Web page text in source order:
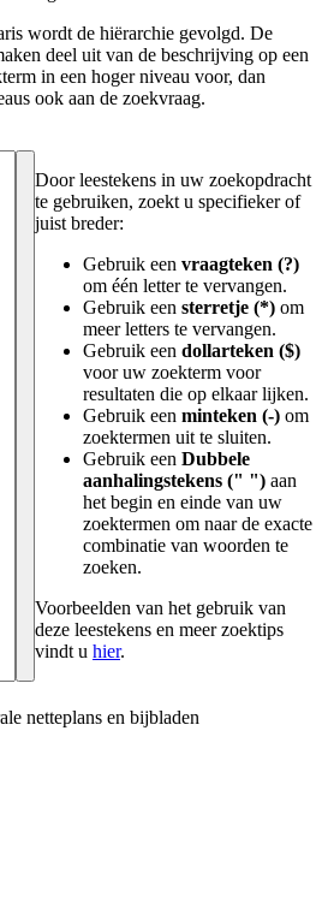
wordt de hiërarchie gevolgd. De
deel uit van de beschrijving op een
in een hoger niveau voor, dan
ook aan de zoekvraag.
Door leestekens in uw zoekopdracht
te gebruiken, zoekt u specifieker of
juist breder:
Gebruik een vraagteken (?)
om één letter te vervangen.
Gebruik een sterretje (*) om
meer letters te vervangen.
Gebruik een dollarteken ($)
voor uw zoekterm voor
resultaten die op elkaar lijken.
Gebruik een minteken (-) om
zoektermen uit te sluiten.
Gebruik een Dubbele
aanhalingstekens (" ") aan
het begin en einde van uw
zoektermen om naar de exacte
combinatie van woorden te
zoeken.
Voorbeelden van het gebruik van
deze leestekens en meer zoektips
vindt u hier.
netteplans en bijbladen